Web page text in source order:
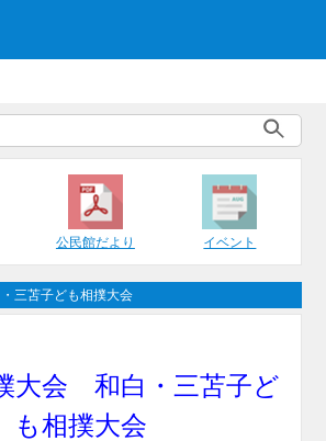
公民館だより イベント
三苫子ども相撲大会
大会 和白・三苫子ど
も相撲大会